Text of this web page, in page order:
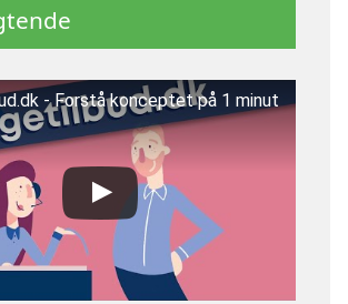
- Forstå konceptet på 1 minut